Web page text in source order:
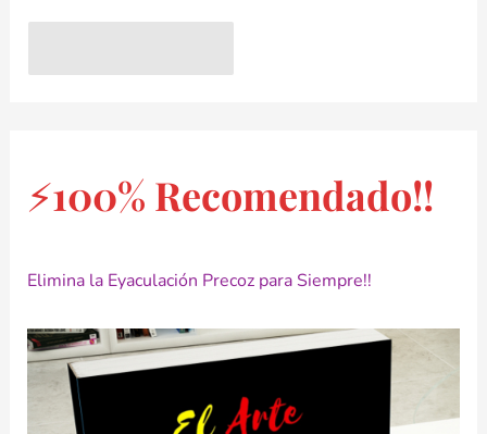
⚡100% Recomendado!!
Elimina la Eyaculación Precoz para Siempre!!